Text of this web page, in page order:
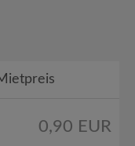
0,90 EUR